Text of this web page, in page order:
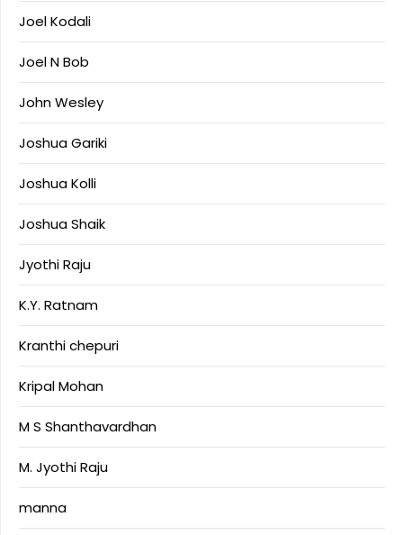
Joel Kodali
Joel N Bob
John Wesley
Joshua Gariki
Joshua Kolli
Joshua Shaik
Jyothi Raju
K.Y. Ratnam
Kranthi chepuri
Kripal Mohan
M S Shanthavardhan
M. Jyothi Raju
manna